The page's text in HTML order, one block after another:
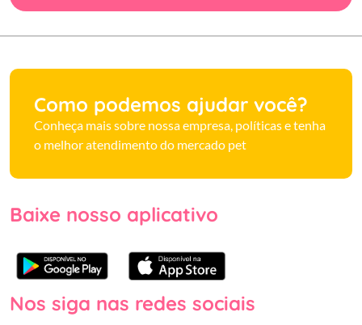
Como podemos ajudar você?
Conheça mais sobre nossa empresa, políticas e tenha
o melhor atendimento do mercado pet
Baixe nosso aplicativo
Nos siga nas redes sociais